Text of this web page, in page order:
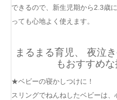
できるので、新生児期から2.3歳
っても心地よく使えます。
まるまる育児、 夜泣
もおすすめな
★ベビーの寝かしつけに！
スリングでねんねしたベビーは